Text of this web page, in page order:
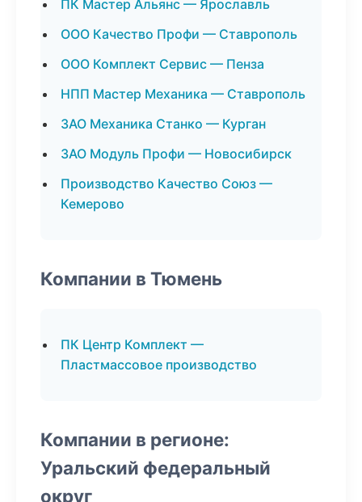
ПК Мастер Альянс — Ярославль
ООО Качество Профи — Ставрополь
ООО Комплект Сервис — Пенза
НПП Мастер Механика — Ставрополь
ЗАО Механика Станко — Курган
ЗАО Модуль Профи — Новосибирск
Производство Качество Союз —
Кемерово
Компании в Тюмень
ПК Центр Комплект —
Пластмассовое производство
Компании в регионе:
Уральский федеральный
округ